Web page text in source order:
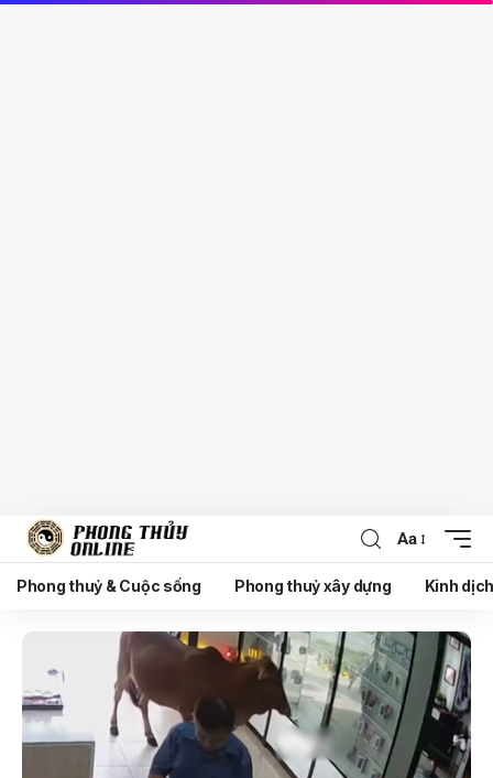
Aa
Phong thuỷ & Cuộc sống Phong thuỷ xây dựng Kinh